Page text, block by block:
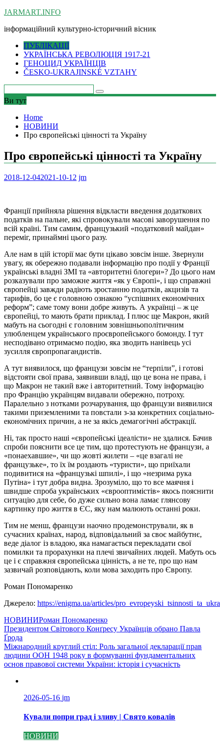
Skip
content
JARMART.INFO
інформаційний культурно-історичний вісник
ПУБЛІКАЦІЇ
УКРАЇНСЬКА РЕВОЛЮЦІЯ 1917-21
ГЕНОЦИД УКРАЇНЦІВ
ČESKO-UKRAJINSKÉ VZTAHY
Ви тут
Home
НОВИНИ
Про європейські цінності та Україну
Про європейські цінності та Україну
2018-12-042021-10-12 jm
Франції прийняла рішення відкласти введення додаткових
податків на пальне, які спровокували масові заворушення по
всій країні. Тим самим, французький «податковий майдан»
переміг, принаймні цього разу.
Але нам в цій історії має бути цікаво зовсім інше. Звернули
увагу, як обережно подавали інформацію про події у Франції
українські владні ЗМІ та «авторитетні блогери»? До цього нам
розказували про заможне життя «як у Європі», і що справжні
європейці завжди радіють зростанню податків, акцизів та
тарифів, бо це є головною ознакою “успішних економічних
реформ”; саме тому вони добре живуть. А українці – ж це
європейці, то мають брати приклад. І плюс ще Макрон, який
мабуть на сьогодні є головним зовнішньополітичним
улюбленцем українського проєвропейського бомонду. І тут
несподівано отримаємо подію, яка зводить нанівець усі
зусилля європропагандистів.
А тут виявилося, що французи зовсім не “терпіли”, і готові
відстояти свої права, заявивши владі, що це вона не права, і
що Макрон не такий вже і авторитетний. Тому інформацію
про Францію українцям видавали обережно, потроху.
Паралельно з нотками розчарування, що французи виявилися
такими приземленими та повстали з-за конкретних соціально-
економічних причин, а не за якісь демагогічні абстракції.
Ні, так просто наші «європейські ідеалісти» не здалися. Бачив
спроби пояснити все це тим, що протестують не французи, а
«понаехавшие», чи що жовті жилети – «це взагалі не
французьке», то їх їм роздають «туристи», що приїхали
подивитися на «французькі шпилі», і що «незрима рука
Путіна» і тут добра видна. Зрозуміло, що то все маячня і
швидше спроба українських «єврооптимістів» якось пояснити
ситуацію для себе, бо дуже сильно вона ламає глянсову
картинку про життя в ЄС, яку нам малюють останні роки.
Тим не менш, французи наочно продемонстрували, як в
сучасних країнах, народ, відповідальний за своє майбутнє,
веде діалог із владою, яка намагається перекладати свої
помилки та прорахунки на плечі звичайних людей. Мабуть ось
це і є справжня європейська цінність, а не те, про що нам
зазвичай розповідають, коли мова заходить про Європу.
Роман Пономаренко
Джерело: https://enigma.ua/articles/
НОВИНИРоман Пономаренко
Навігація
записів
Президентом Світового Конґресу Українців обрано Павла
Ґрода
Міжнародний круглий стіл: Роль загальної декларації прав
людини ООН 1948 року в формуванні фундаментальних
основ правової системи України: історія і сучасність
2026-05-16 jm
Кували попри град і зливу | Свято ковалів
НОВИНИ